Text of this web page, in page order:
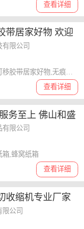
查看详细
带居家好物 欢迎
环保科技供应
限公司
查看详细
务至上 佛山和盛
限公司
查看详细
箱,蜂窝纸箱
收缩机专业厂家
值得选
公司